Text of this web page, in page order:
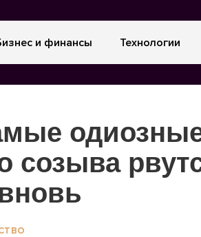
и финансы Технологии
созыва